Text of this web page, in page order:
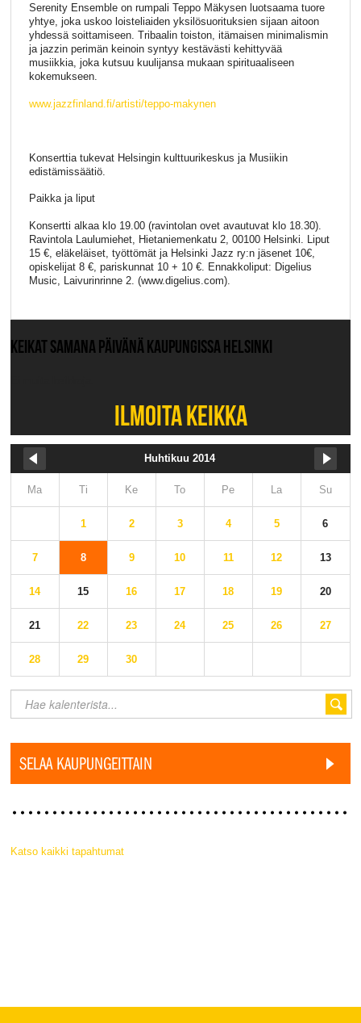
Serenity Ensemble on rumpali Teppo Mäkysen luotsaama tuore
yhtye, joka uskoo loisteliaiden yksilösuorituksien sijaan aitoon
yhdessä soittamiseen. Tribaalin toiston, itämaisen minimalismin
ja jazzin perimän keinoin syntyy kestävästi kehittyvää
musiikkia, joka kutsuu kuulijansa mukaan spirituaaliseen
kokemukseen.
www.jazzfinland.fi/artisti/teppo-makynen
Konserttia tukevat Helsingin kulttuurikeskus ja Musiikin
edistämissäätiö.
Paikka ja liput
Konsertti alkaa klo 19.00 (ravintolan ovet avautuvat klo 18.30).
Ravintola Laulumiehet, Hietaniemenkatu 2, 00100 Helsinki. Liput
15 €, eläkeläiset, työttömät ja Helsinki Jazz ry:n jäsenet 10€,
opiskelijat 8 €, pariskunnat 10 + 10 €. Ennakkoliput: Digelius
Music, Laivurinrinne 2. (www.digelius.com).
KEIKAT SAMANA PÄIVÄNÄ KAUPUNGISSA HELSINKI
ILMOITA KEIKKA
Huhtikuu 2014
Ma Ti Ke To Pe La Su
1 2 3 4 5 6
7 8 9 10 11 12 13
14 15 16 17 18 19 20
21 22 23 24 25 26 27
28 29 30
SELAA KAUPUNGEITTAIN
Katso kaikki tapahtumat